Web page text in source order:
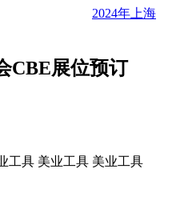
2024年上海
CBE展位预订
工具 美业工具 美业工具